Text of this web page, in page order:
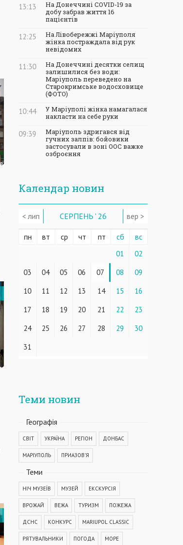
13:13
На Донеччині COVID-19 за
добу забрав життя 16
пацієнтів
12:25
На Лівобережжі Маріуполя
жінка постраждала від рук
невідомих
11:30
На Донеччині десятки селищ
залишилися без води:
Маріуполь переведено на
Старокримське водосховище
(ФОТО)
10:44
У Маріуполі жінка намагалася
накласти на себе руки
09:39
Маріуполь здригався від
гучних залпів: бойовики
застосували в зоні ООС важке
озброєння
Календар новин
< лип СЕРПЕНЬ ' 26 вер >
пн вт ср чт пт сб вс
01
02
03
04 05 06 07 08
09
10
11 12 13 14 15
16
17
18 19 20 21 22
23
24
25 26 27 28 29
30
31
Теми новин
Географiя
СВІТ УКРАЇНА РЕГІОН ДОНБАС
МАРІУПОЛЬ ПРИАЗОВ'Я
Теми
НІЧ МУЗЕЇВ МУЗЕЙ ЕКСКУРСІЯ
ВРОЖАЙ ВЕЖА ТУРИЗМ ПОЖЕЖА
ДСНС КОНКУРС MARIUPOL CLASSIC
РЯТУВАЛЬНИКИ ПОГОДА МОРЕ